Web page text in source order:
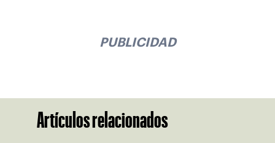
PUBLICIDAD
Artículos relacionados